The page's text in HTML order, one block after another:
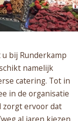
bij Runderkamp
namelijk
catering. Tot in
in de organisatie
zorgt ervoor dat